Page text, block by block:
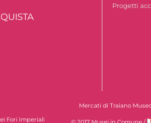
Progetti
Fori Imperiali
Mercati di Traiano